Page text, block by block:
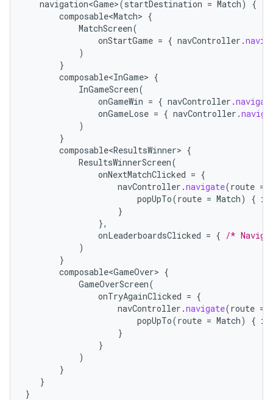
navigation<Game>(startDestination = Match)
{
composable<Match> {
MatchScreen(
onStartGame = { navController .
)
}
composable<InGame> {
InGameScreen(
onGameWin = { navController .
onGameLose = { navController .
)
}
composable<ResultsWinner> {
ResultsWinnerScreen(
onNextMatchClicked = {
navController .navigate(route =
popUpTo(route = Match) {
}
},
onLeaderboardsClicked = { /*
)
}
composable<GameOver> {
GameOverScreen(
onTryAgainClicked = {
navController .navigate(route =
popUpTo(route = Match) {
}
}
)
}
}
}